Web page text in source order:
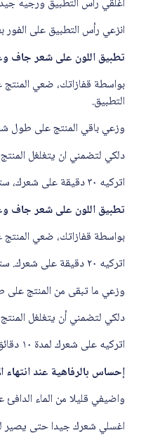
انزعي رأس التطبيق على الفور
تطبيق اللون على شعر جاف وغير مغسول (شعر
بواسطة قفازاتك، ضعي
التطبيق.
وزعي باقي المنتج على طول
دلكي لتضمني ان يتغلغل
اتركيه ۳۰ دقيقة على شعرك، ستستمتعين خلال فترة الصبغة بالرائحة الناعمة.
تطبيق اللون على شعر جاف
بواسطة قفازاتك، ضعي
اتركيه ۲۰ دقيقة على شعرك. ستستمتعين خلال فترة الصبغة بالرائحة الناعمة.
وزعي ما تبقى من المنتج
دلكي لتضمني أن يتغلغل
اتركيه على شعرك لمدة ۱۰ دقائق أضاقية.
إحساس بالرفاهية عند انتهاء
واضيفي قليلا من الماء
اغسلي شعرك جيدا حتى يصير